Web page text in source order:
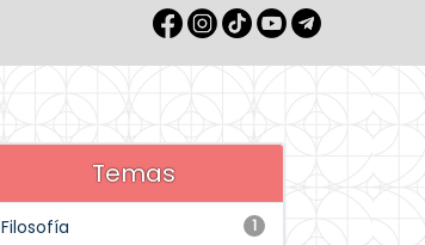
Temas
1
Filosofía